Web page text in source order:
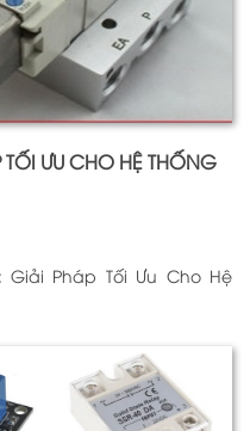
ƯU CHO HỆ THỐNG
Giải Pháp Tối Ưu Cho Hệ